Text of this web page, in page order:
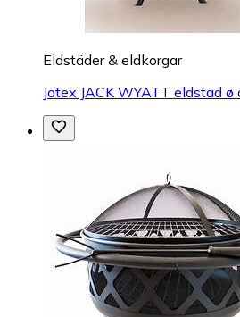
Eldstäder & eldkorgar
Jotex JACK WYATT eldstad